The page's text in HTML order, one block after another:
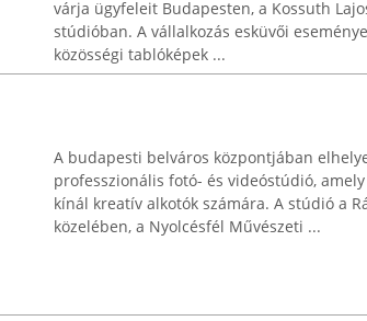
várja ügyfeleit Budapesten, a Kossuth
stúdióban. A vállalkozás esküvői
közösségi tablóképek ...
A budapesti belváros központjában
professzionális fotó- és videóstúdió,
kínál kreatív alkotók számára. A stúdió a
közelében, a Nyolcésfél Művészeti ...